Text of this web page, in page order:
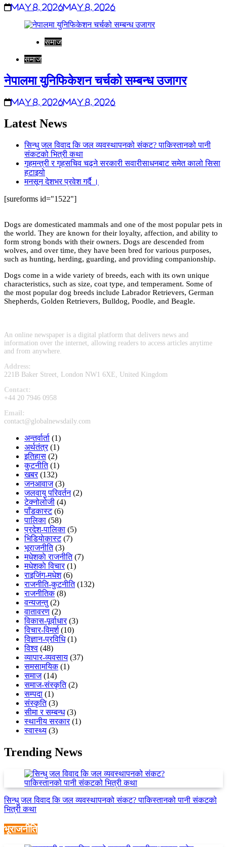
May 8, 2026May 8, 2026
समाज
समाज
नेपालमा युनिफिकेशन चर्चको सम्बन्ध उजागर
May 8, 2026May 8, 2026
Latest News
सिन्धु जल विवाद कि जल व्यवस्थापनको संकट? पाकिस्तानको पानी
संकटको भित्री कथा
गृहमन्त्री र गृहसचिव चढ्ने सरकारी सवारीसाधनबाट समेत कालो सिसा
हटाइयो
मनसून देशभर प्रवेश गर्दै ।
[sureforms id="1522"]
Dogs are domesticated mammals and one of the most popular pets in
the world. They are known for their loyalty, affection, and ability to
form strong bonds with their owners. Dogs are descended from
wolves, and over time, they have been bred for various purposes,
such as hunting, herding, guarding, and providing companionship.
Dogs come in a wide variety of breeds, each with its own unique
characteristics, such as size, coat type, and temperament. Some of
the most popular dog breeds include Labrador Retrievers, German
Shepherds, Golden Retrievers, Bulldog, Poodle, and Beagle.
An online newspaper is a digital platform that delivers news and
information over the internet, allowing readers to access articles anytime
and from anywhere.
Address:
221B Baker Street, London NW1 6XE, United Kingdom
Contact:
+44 20 7946 0958
Email:
contact@globalnewsdaily.com
अन्तर्वार्ता (1)
अर्थतंत्र(1)
इतिहास (2)
कुटनीति(1)
खबर(132)
जनआवाज(3)
जलवायु परिवर्तन(2)
टेक्नोलोजी (4)
पाँडकास्ट(6)
पालिका (58)
प्रदेश-पालिका (5)
भिडियाेकास्ट(7)
भूराजनीति(3)
मधेशकाे राजनीति(7)
मधेशकाे विचार(1)
राइजिंग-मधेश(6)
राजनीति-कुटनीति(132)
राजनीतिक(8)
वन्यजन्तु(2)
वातावरण (2)
विकास-पूर्वाधार(3)
विचार-विमर्श(10)
विज्ञान-प्रविधि(1)
विश्व (48)
व्यापार-व्यवसाय (37)
समसामयिक(1)
समाज(14)
समाज-संस्कृति(2)
सम्पदा (1)
संस्कृति(3)
सीमा र सम्बन्ध(3)
स्थानीय सरकार(1)
स्वास्थ्य (3)
Trending News
सिन्धु जल विवाद कि जल व्यवस्थापनको संकट? पाकिस्तानको पानी संकटको
भित्री कथा
भूराजनीति